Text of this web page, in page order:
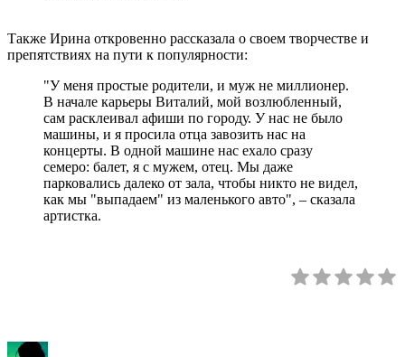
Также Ирина откровенно рассказала о своем творчестве и
препятствиях на пути к популярности:
"У меня простые родители, и муж не миллионер.
В начале карьеры Виталий, мой возлюбленный,
сам расклеивал афиши по городу. У нас не было
машины, и я просила отца завозить нас на
концерты. В одной машине нас ехало сразу
семеро: балет, я с мужем, отец. Мы даже
парковались далеко от зала, чтобы никто не видел,
как мы "выпадаем" из маленького авто", – сказала
артистка.